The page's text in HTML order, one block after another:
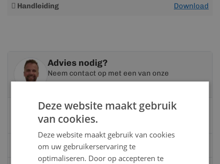
Handleiding Download
Advies nodig?
Neem contact op met een van onze
Vandaag bereikbaar
van 08:00 tot 17:00 uur
0528 - 355190
Deze website maakt gebruik
van cookies.
Deze website maakt gebruik van cookies
om uw gebruikerservaring te
optimaliseren. Door op accepteren te